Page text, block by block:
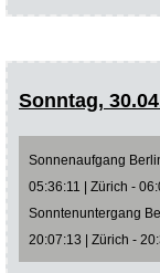
Sonntag,
Sonnenaufgang
05:36:11 | Zürich -
Sonntenuntergang
20:07:13 | Zürich -